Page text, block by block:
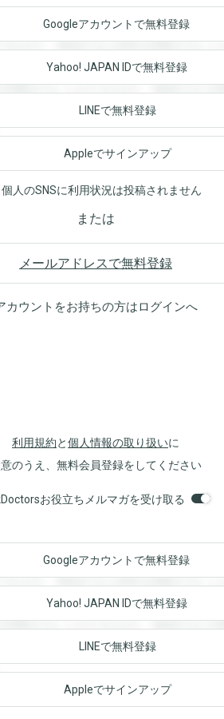
きます。登録すると回答を閲覧するこ
すると回答を閲覧することができます
閲覧することができます。登録すると
ができます。登録すると回答を閲覧す
Googleアカウントで無料登録
Yahoo! JAPAN IDで無料登録
LINEで無料登録
Appleでサインアップ
人のSNSに利用状況は投稿されません
または
メールアドレスで無料登録
カウントをお持ちの方はログインへ
利用規約と個人情報の取り扱いに
のうえ、無料会員登録をしてください
お役立ちメルマガを受け取る
きます。登録すると回答を閲覧するこ
すると回答を閲覧することができます
閲覧することができます。登録すると
ができます。登録すると回答を閲覧す
Googleアカウントで無料登録
Yahoo! JAPAN IDで無料登録
LINEで無料登録
Appleでサインアップ